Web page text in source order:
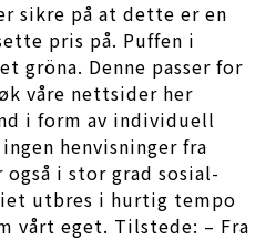
sikre på at dette er en
pris på. Puffen i
gröna. Denne passer for
våre nettsider her
i form av individuell
henvisninger fra
i stor grad sosial-
utbres i hurtig tempo
vårt eget. Tilstede: – Fra